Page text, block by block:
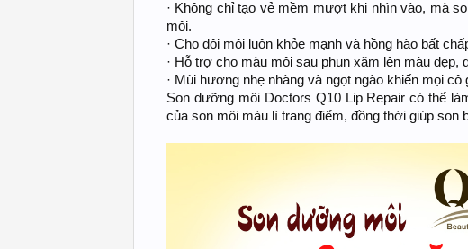
· Không chỉ tạo vẻ mềm mượt khi nhìn vào, mà
môi.
· Cho đôi môi luôn khỏe mạnh và hồng hào bất
· Hỗ trợ cho màu môi sau phun xăm lên màu đẹp,
· Mùi hương nhẹ nhàng và ngọt ngào khiến mọi cô
Son dưỡng môi Doctors Q10 Lip Repair có thể
của son môi màu lì trang điểm, đồng thời giúp